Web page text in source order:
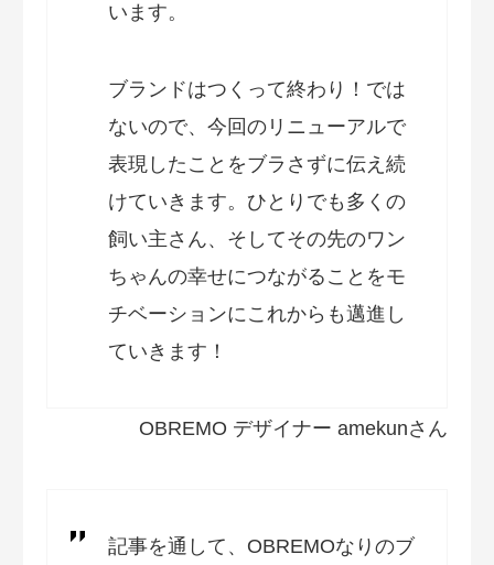
います。
ブランドはつくって終わり！では
ないので、今回のリニューアルで
表現したことをブラさずに伝え続
けていきます。ひとりでも多くの
飼い主さん、そしてその先のワン
ちゃんの幸せにつながることをモ
チベーションにこれからも邁進し
ていきます！
OBREMO デザイナー amekunさん
記事を通して、OBREMOなりのブ